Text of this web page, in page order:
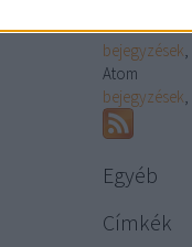
RSS 2.0
bejegyzések,
Atom
bejegyzések,
Egyéb
Címkék